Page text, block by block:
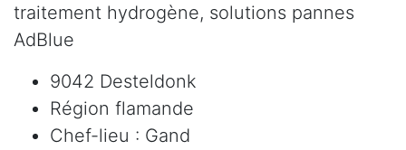
traitement hydrogène, solutions pannes
AdBlue
9042 Desteldonk
Région flamande
Chef-lieu : Gand